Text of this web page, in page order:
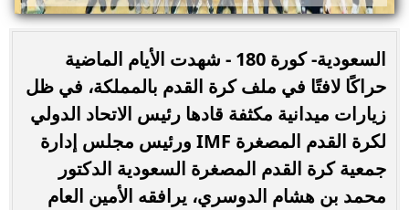
السعودية- كورة 180 - شهدت الأيام الماضية
حراكًا لافتًا في ملف كرة القدم بالمملكة، في ظل
زيارات ميدانية مكثفة قادها رئيس الاتحاد الدولي
لكرة القدم المصغرة IMF ورئيس مجلس إدارة
جمعية كرة القدم المصغرة السعودية الدكتور
محمد بن هشام الدوسري، يرافقه الأمين العام